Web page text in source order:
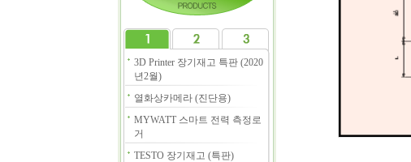
3D Printer 장기재고 특판 (2020
년2월)
열화상카메라 (진단용)
MYWATT 스마트 전력 측정로
거
TESTO 장기재고 (특판)